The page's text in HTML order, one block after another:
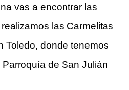
vas a encontrar las
las Carmelitas
Toledo, donde tenemos
de San Julián